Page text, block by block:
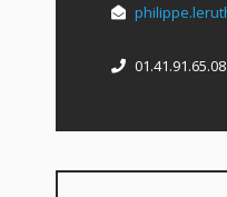
01.41.91.65.08